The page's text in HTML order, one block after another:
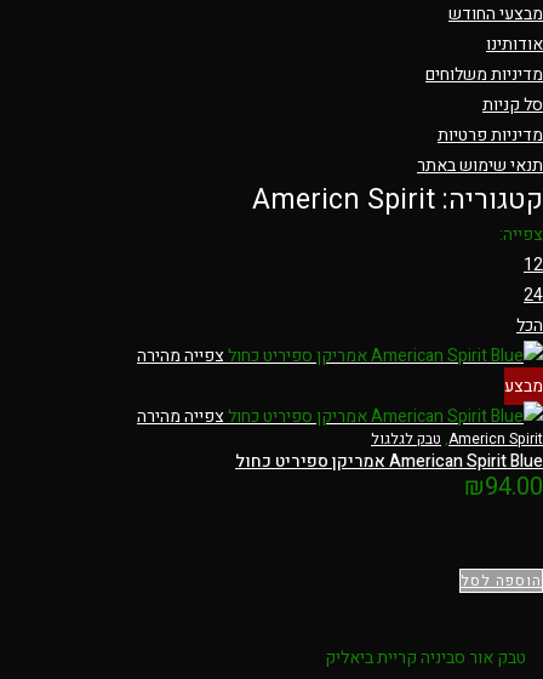
מבצעי החודש
אודותינו
מדיניות משלוחים
סל קניות
מדיניות פרטיות
תנאי שימוש באתר
קטגוריה: Americn Spirit
צפייה:
12
24
הכל
צפייה מהירה
מבצע
צפייה מהירה
Americn Spirit
, טבק לגלגול
American Spirit Blue אמריקן ספיריט כחול
₪94.00
הוספה לסל
טבק אור סביניה קריית ביאליק